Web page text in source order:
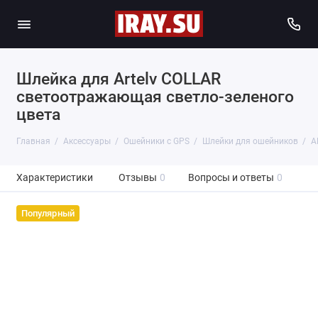
Шлейка для Artelv COLLAR
светоотражающая светло-зеленого
цвета
Главная Аксессуары Ошейники с GPS Шлейки для ошейников
Характеристики Отзывы 0 Вопросы и ответы 0
Популярный